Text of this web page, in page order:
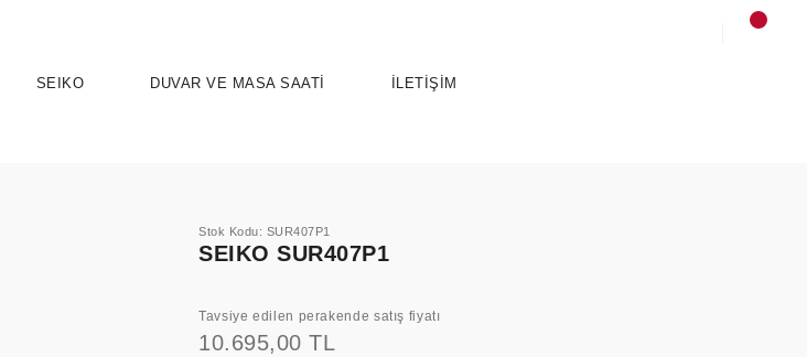
ELEGANCE
SEIKO
SEIKO 5 SPORTS
DUVAR VE MASA SAATİ İLETİŞİM
Stok Kodu: SUR407P1
SEIKO SUR407P1
Tavsiye edilen perakende satış fiyatı
10.695,00 TL